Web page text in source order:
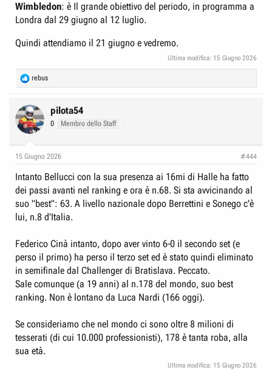
Wimbledon: è Il grande obiettivo del periodo, in programma a
Londra dal 29 giugno al 12 luglio.
Quindi attendiamo il 21 giugno e vedremo.
Ultima modifica: 15 Giugno 2026
R
e
c
t
i
s
rebus
pilota54
0 Membro dello Staff
15 Giugno 2026 #444
Intanto Bellucci con la sua presenza ai 16mi di Halle ha fatto
dei passi avanti nel ranking e ora è n.68. Si sta avvicinando al
suo "best": 63. A livello nazionale dopo Berrettini e Sonego c'è
lui, n.8 d'Italia.
Federico Cinà intanto, dopo aver vinto 6-0 il secondo set (e
perso il primo) ha perso il terzo set ed è stato quindi eliminato
in semifinale dal Challenger di Bratislava. Peccato.
Sale comunque (a 19 anni) al n.178 del mondo, suo best
ranking. Non è lontano da Luca Nardi (166 oggi).
Se consideriamo che nel mondo ci sono oltre 8 milioni di
tesserati (di cui 10.000 professionisti), 178 è tanta roba, alla
sua età.
Ultima modifica: 15 Giugno 2026